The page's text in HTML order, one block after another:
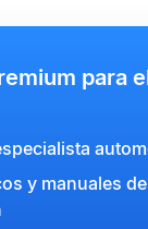
para
y manuales de